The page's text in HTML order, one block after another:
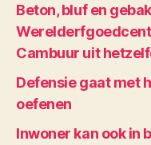
Beton, bluf en
Cambuur uit
Defensie gaat met
oefenen
Inwoner kan ook in